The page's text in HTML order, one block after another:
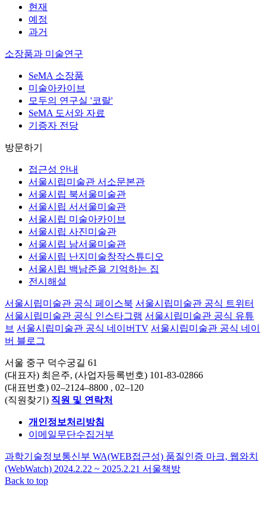
현재
예정
과거
소장품과 미술연구
SeMA 소장품
미술아카이브
모두의 연구실 '코랄'
SeMA 도서와 자료
기증자 전당
방문하기
접근성 안내
서울시립미술관 서소문본관
서울시립 북서울미술관
서울시립 서서울미술관
서울시립 미술아카이브
서울시립 사진미술관
서울시립 남서울미술관
서울시립 난지미술창작스튜디오
서울시립 백남준을 기억하는 집
전시해설
서울시립미술관 공식 페이스북 서울시립미술관 공식 트위터
서울시립미술관 공식 인스타그램 서울시립미술관 공식 유튜
브 서울시립미술관 공식 네이버TV 서울시립미술관 공식 네이
버 블로그
서울 중구 덕수궁길 61
(대표자) 최은주, (사업자등록번호) 101-83-02866
(대표번호) 02–2124–8800 , 02–120
(직원찾기) 직원 및 연락처
개인정보처리방침
이메일무단수집거부
과학기술정보통신부 WA(WEB접근성) 품질인증 마크, 웹와치
(WebWatch) 2024.2.22 ~ 2025.2.21 서울책방
Back to top